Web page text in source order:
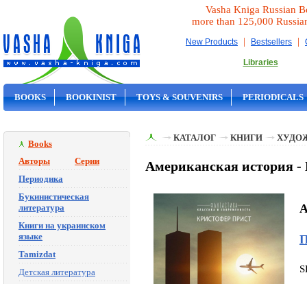
Vasha Kniga Russian
more than 125,000
New Products | Bestsellers |
Libraries
BOOKS BOOKINIST TOYS & SOUVENIRS PERIODICALS
Books
Авторы
Серии
Периодика
Букинистическая
литература
Книги на украинском
языке
Tamizdat
Детская литература
КАТАЛОГ КНИГИ
Американская история